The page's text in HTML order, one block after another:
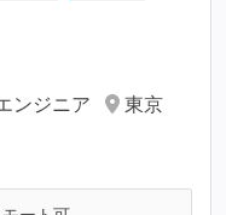
ンジニア
東京